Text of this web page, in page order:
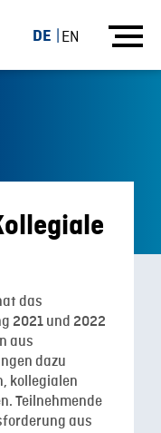
DE EN
das
2021 und 2022
aus
dazu
kollegialen
Teilnehmende
aus